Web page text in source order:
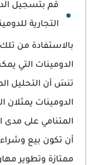
قم بتسجيل
التجارية
بالاستفادة من
الدومينات التي
تنسَ أن التحليل
الدومينات يمثلان
المتنامي على مدى
أن تكون بيع وشراء
ممتازة وتطوير